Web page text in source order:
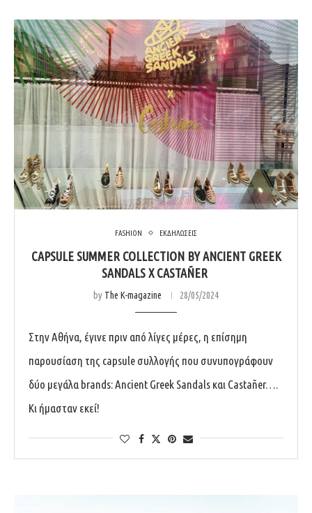
FASHION ΕΚΔΗΛΩΣΕΙΣ
CAPSULE SUMMER COLLECTION BY ANCIENT GREEK
SANDALS X CASTAÑER
by The K-magazine 28/05/2024
Στην Αθήνα, έγινε πριν από λίγες μέρες, η επίσημη
παρουσίαση της capsule συλλογής που συνυπογράφουν
δύο μεγάλα brands: Ancient Greek Sandals και Castañer….
Κι ήμασταν εκεί!